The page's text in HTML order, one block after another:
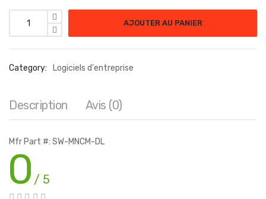
AJOUTER AU PANIER
Category: Logiciels d'entreprise
Description Avis (0)
Mfr Part #: SW-MNCM-DL
0 / 5